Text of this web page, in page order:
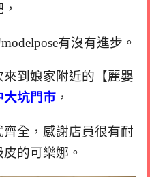
有沒有進步。
到娘家附近的【麗嬰
大坑門市，
全， 感謝店員很有耐
的可樂娜。